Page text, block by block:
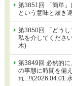
第3851回 「簡単」
という意味と履き
第3850回 「どうし
私を介してくださ
木)
第3849回 必然的に
の事態に時間を備
れ...!!(2026.04.01.